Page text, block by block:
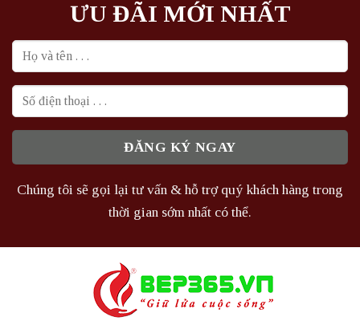
ƯU ĐÃI MỚI NHẤT
Chúng tôi sẽ gọi lại tư vấn & hỗ trợ quý khách hàng trong
thời gian sớm nhất có thể.